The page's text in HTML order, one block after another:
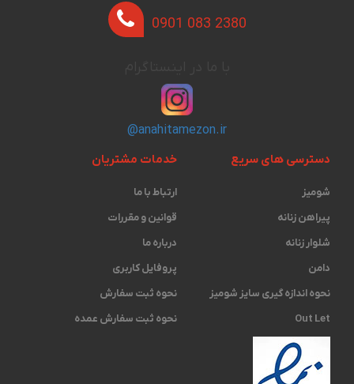
0901 083 2380
@anahitamezon.ir
دسترسی های سریع
شومیز
پیراهن زنانه
شلوار زنانه
دامن
نحوه اندازه گیری ‫سایز شومیز
Out Let
خدمات مشتریان
ارتباط با ما
قوانین و مقررات
درباره ما
پروفایل کاربری
نحوه ثبت سفارش
نحوه ثبت سفارش عمده